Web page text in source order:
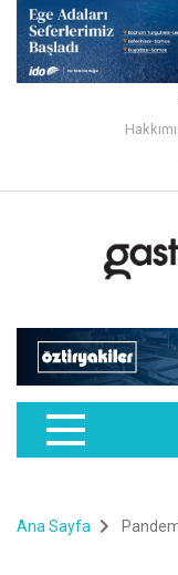
Ana Sayfa